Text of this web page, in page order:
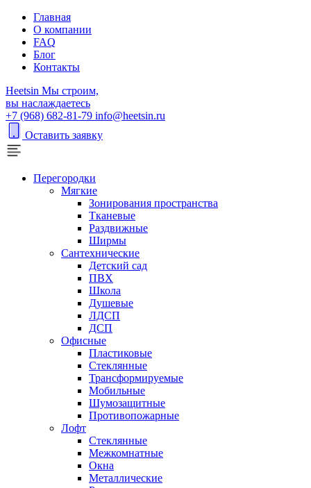
Главная
О компании
FAQ
Блог
Контакты
Heetsin Мы строим,
вы наслаждаетесь
+7 (968) 682-81-79 info@heetsin.ru
Оставить заявку
Перегородки
Мягкие
Зонирования пространства
Тканевые
Раздвижные
Ширмы
Сантехнические
Детский сад
ПВХ
Школа
Душевые
ЛДСП
ДСП
Офисные
Пластиковые
Стеклянные
Трансформируемые
Мобильные
Шумозащитные
Противопожарные
Лофт
Стеклянные
Межкомнатные
Окна
Металлические